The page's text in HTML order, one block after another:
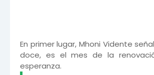
En primer lugar, Mhoni Vidente
doce, es el mes de la
esperanza.